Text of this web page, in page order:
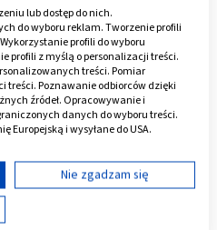
czy operacja? Stopnie
lub dostęp do nich.
do wyboru reklam. Tworzenie profili
profili do wyboru
profili z myślą o personalizacji treści.
treści. Pomiar
Poznawanie odbiorców dzięki
źródeł. Opracowywanie i
danych do wyboru treści.
Europejską i wysyłane do USA.
IAB)
celach:
Nie zgadzam się